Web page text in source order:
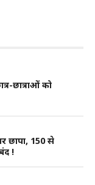
छात्राओं को
छापा, 150 से
!